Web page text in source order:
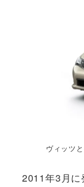
ヴィッツ
2011年3月に